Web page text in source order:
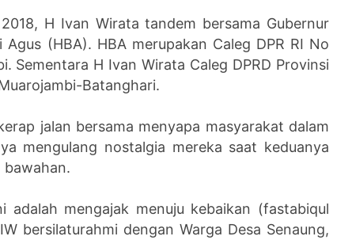
H Ivan Wirata tandem bersama Gubernur
(HBA). HBA merupakan Caleg DPR RI No
Sementara H Ivan Wirata Caleg DPRD Provinsi
Batanghari.
jalan bersama menyapa masyarakat dalam
mengulang nostalgia mereka saat keduanya
adalah mengajak menuju kebaikan (fastabiqul
bersilaturahmi dengan Warga Desa Senaung,